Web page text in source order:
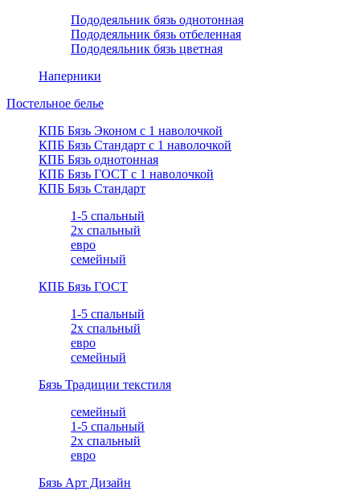
Пододеяльник бязь однотонная
Пододеяльник бязь отбеленная
Пододеяльник бязь цветная
Наперники
Постельное белье
КПБ Бязь Эконом с 1 наволочкой
КПБ Бязь Стандарт c 1 наволочкой
КПБ Бязь однотонная
КПБ Бязь ГОСТ c 1 наволочкой
КПБ Бязь Стандарт
1-5 спальный
2х спальный
евро
семейный
КПБ Бязь ГОСТ
1-5 спальный
2х спальный
евро
семейный
Бязь Традиции текстиля
семейный
1-5 спальный
2х спальный
евро
Бязь Арт Дизайн